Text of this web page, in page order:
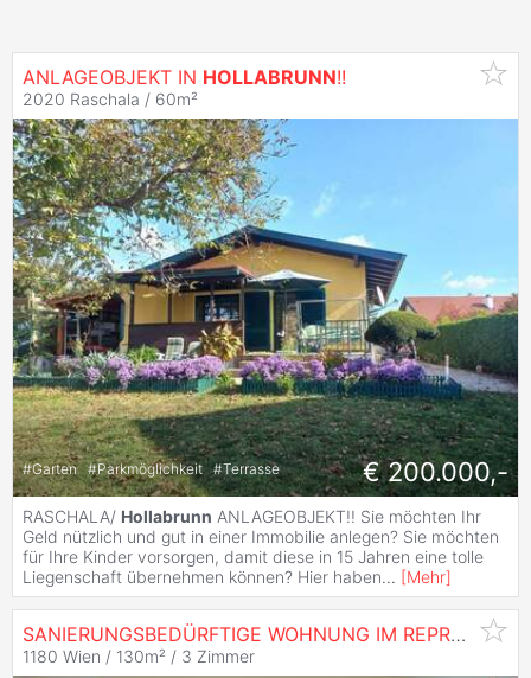
ANLAGEOBJEKT IN HOLLABRUNN!!
2020 Raschala / 60m²
#Garten #Parkmöglichkeit #Terrasse € 200.000,-
RASCHALA/ Hollabrunn ANLAGEOBJEKT!! Sie möchten Ihr
Geld nützlich und gut in einer Immobilie anlegen? Sie möchten
für Ihre Kinder vorsorgen, damit diese in 15 Jahren eine tolle
Liegenschaft übernehmen können? Hier haben... [Mehr]
SANIERUNGSBEDÜRFTIGE WOHNUNG IM REPRÄSENTATIVEN
1180 Wien / 130m² / 3 Zimmer